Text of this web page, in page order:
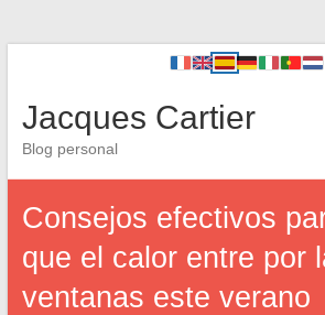
Jacques Cartier
Blog personal
Consejos efectivos
que el calor entre por
ventanas este verano